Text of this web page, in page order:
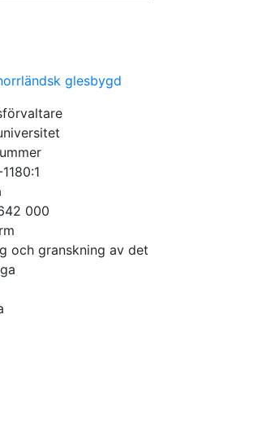
glesbygd
000
och granskning av det